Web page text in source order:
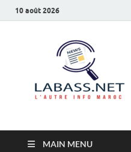
10 août 2026
MAIN MENU